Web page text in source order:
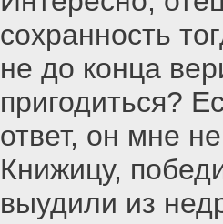
сохранность
не до конца
пригодиться?
ответ, он мне
Книжицу,
выудили из